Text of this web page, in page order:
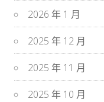
2026 年 1 月
2025 年 12 月
2025 年 11 月
2025 年 10 月